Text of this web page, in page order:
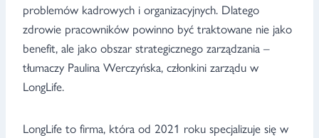
problemów kadrowych i organizacyjnych. Dlatego
zdrowie pracowników powinno być traktowane nie jako
benefit, ale jako obszar strategicznego zarządzania –
tłumaczy Paulina Werczyńska, członkini zarządu w
LongLife.
LongLife to firma, która od 2021 roku specjalizuje się w